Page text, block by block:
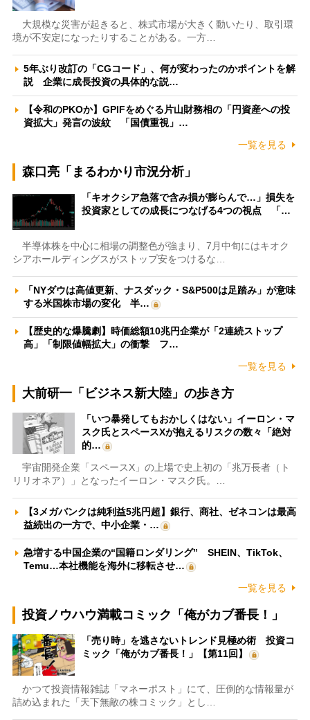
大規模な災害が起きると、株式市場が大きく動いたり、取引環
境が不安定になったりすることがある。一方…
5年ぶり改訂の「CGコード」、何が変わったのかポイントを解
説 企業に成長投資の具体的な説…
【令和のPKOか】GPIFをめぐる片山財務相の「円資産への投
資拡大」発言の波紋 「国債重視」…
一覧を見る
森口亮「まるわかり市況分析」
「キオクシア急落で含み損が膨らんで…」損失を
投資家としての成長につなげる4つの視点 「…
半導体株を中心に相場の調整色が強まり、7月中旬にはキオク
シアホールディングスがストップ安をつけるな…
「NYダウは高値更新、ナスダック・S&P500は足踏み」が意味
する米国株市場の変化 半…
【歴史的な爆騰劇】時価総額10兆円企業が「2連続ストップ
高」「制限値幅拡大」の衝撃 フ…
一覧を見る
大前研一「ビジネス新大陸」の歩き方
「いつ暴発してもおかしくはない」イーロン・マ
スク氏とスペースXが抱えるリスクの数々「絶対
的…
宇宙開発企業「スペースX」の上場で史上初の「兆万長者（ト
リリオネア）」となったイーロン・マスク氏。…
【3メガバンクは純利益5兆円超】銀行、商社、ゼネコンは最高
益続出の一方で、中小企業・…
急増する中国企業の“国籍ロンダリング” SHEIN、TikTok、
Temu…本社機能を海外に移転させ…
一覧を見る
投資ノウハウ満載コミック「俺がカブ番長！」
「売り時」を逃さないトレンド見極め術 投資コ
ミック「俺がカブ番長！」【第11回】
かつて投資情報雑誌「マネーポスト」にて、圧倒的な情報量が
詰め込まれた「天下無敵の株コミック」とし…